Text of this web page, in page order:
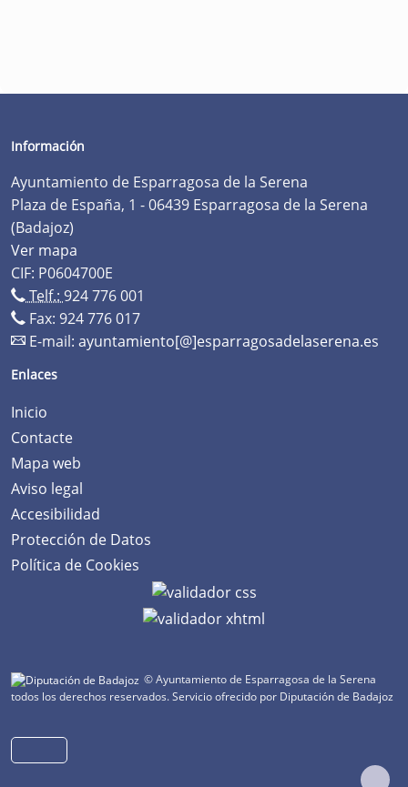
Información
Ayuntamiento de Esparragosa de la Serena
Plaza de España, 1 - 06439 Esparragosa de la Serena
(Badajoz)
Ver mapa
CIF: P0604700E
Telf.: 924 776 001
Fax: 924 776 017
E-mail: ayuntamiento[@]esparragosadelaserena.es
Enlaces
Inicio
Contacte
Mapa web
Aviso legal
Accesibilidad
Protección de Datos
Política de Cookies
© Ayuntamiento de Esparragosa de la Serena
todos los derechos reservados.Servicio ofrecido por Diputación de Badajoz